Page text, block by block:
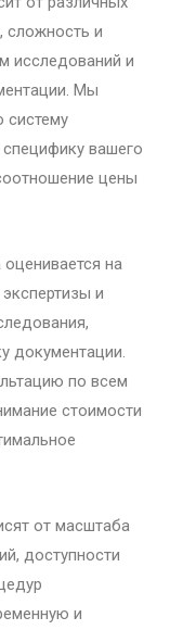
сложность и
исследований и
Мы
систему
вашего
цены
на
и
документации.
по всем
стоимости
от масштаба
доступности
и